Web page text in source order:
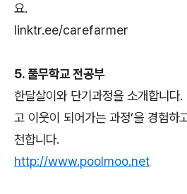
요.
linktr.ee/carefarmer
5. 풀무학교 전공부
한달살이와 단기과정을 소개합니다
고 이웃이 되어가는 과정’을 경험하
천합니다.
http://www.poolmoo.net